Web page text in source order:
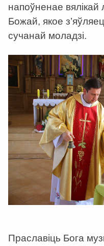
напоўненае
Божай, якое
сучанай моладзi.
Праславiць Бога